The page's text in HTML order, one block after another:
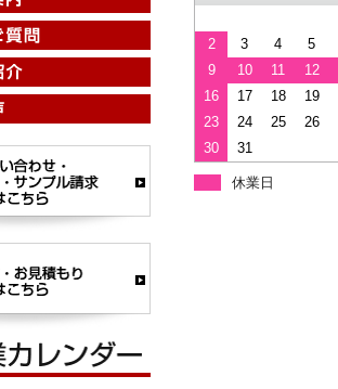
2 3 4
5
9
10 11
12
16
17 18
19
23
24 25
26
30
31
休業日